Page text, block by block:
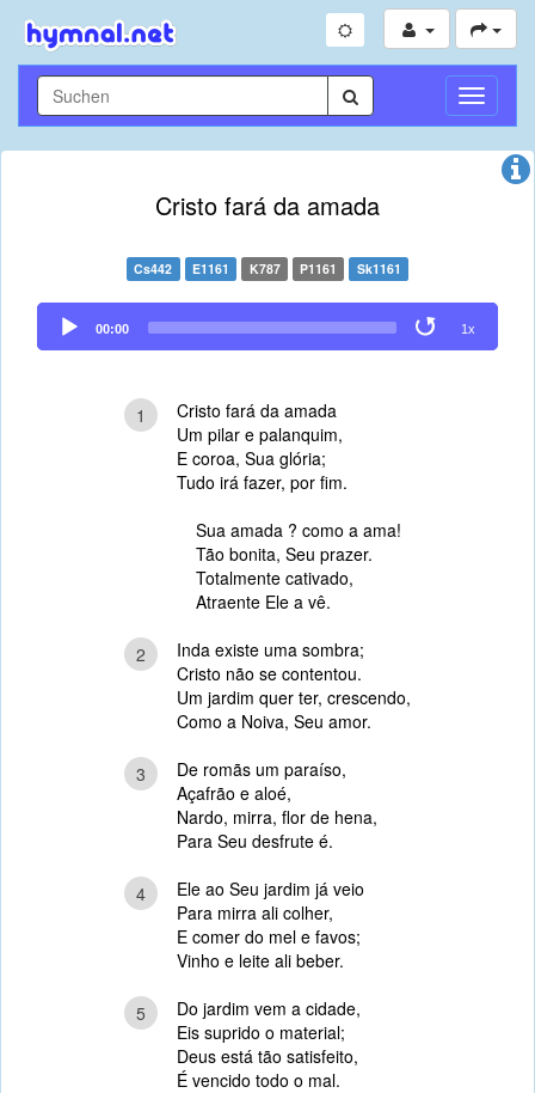
Cristo fará da amada
Cs442 E1161 K787 P1161 Sk1161
Audio
Player
00:00 1x
1
Cristo fará da amada
Um pilar e palanquim,
E coroa, Sua glória;
Tudo irá fazer, por fim.
Sua amada ? como a ama!
Tão bonita, Seu prazer.
Totalmente cativado,
Atraente Ele a vê.
2
Inda existe uma sombra;
Cristo não se contentou.
Um jardim quer ter, crescendo,
Como a Noiva, Seu amor.
3
De romãs um paraíso,
Açafrão e aloé,
Nardo, mirra, flor de hena,
Para Seu desfrute é.
4
Ele ao Seu jardim já veio
Para mirra ali colher,
E comer do mel e favos;
Vinho e leite ali beber.
5
Do jardim vem a cidade,
Eis suprido o material;
Deus está tão satisfeito,
É vencido todo o mal.